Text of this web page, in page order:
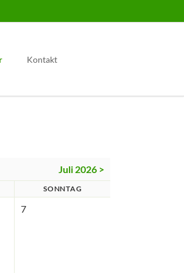
Kontakt
Juli 2026 >
SONNTAG
7